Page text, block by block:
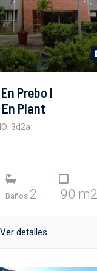
Prebo I
Plant
3d2a
Baños 2 90 m2
Ver detalles